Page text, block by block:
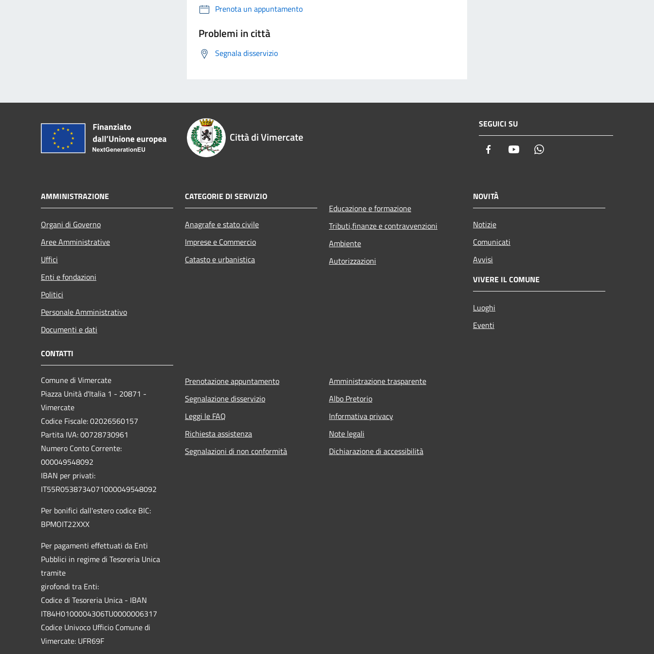
Prenota un appuntamento
Problemi in città
Segnala disservizio
Città di Vimercate
SEGUICI SU
Facebook Youtube
AMMINISTRAZIONE
Organi di Governo
Aree Amministrative
Uffici
Enti e fondazioni
Politici
Personale Amministrativo
Documenti e dati
CATEGORIE DI SERVIZIO
Anagrafe e stato civile
Imprese e Commercio
Catasto e urbanistica
Educazione e formazione
Tributi,finanze e contravvenzioni
Ambiente
Autorizzazioni
NOVITÀ
Notizie
Comunicati
Avvisi
VIVERE IL COMUNE
Luoghi
Eventi
CONTATTI
Comune di Vimercate
Piazza Unità d'Italia 1 - 20871 -
Vimercate
Codice Fiscale: 02026560157
Partita IVA: 00728730961
Numero Conto Corrente:
000049548092
IBAN per privati:
IT55R0538734071000049548092
Per bonifici dall'estero codice BIC:
BPMOIT22XXX
Per pagamenti effettuati da Enti
Pubblici in regime di Tesoreria Unica
tramite
girofondi tra Enti:
Codice di Tesoreria Unica - IBAN
IT84H0100004306TU0000006317
Codice Univoco Ufficio Comune di
Vimercate: UFR69F
Prenotazione appuntamento
Segnalazione disservizio
Leggi le FAQ
Richiesta assistenza
Segnalazioni di non conformità
Amministrazione trasparente
Albo Pretorio
Informativa privacy
Note legali
Dichiarazione di accessibilità